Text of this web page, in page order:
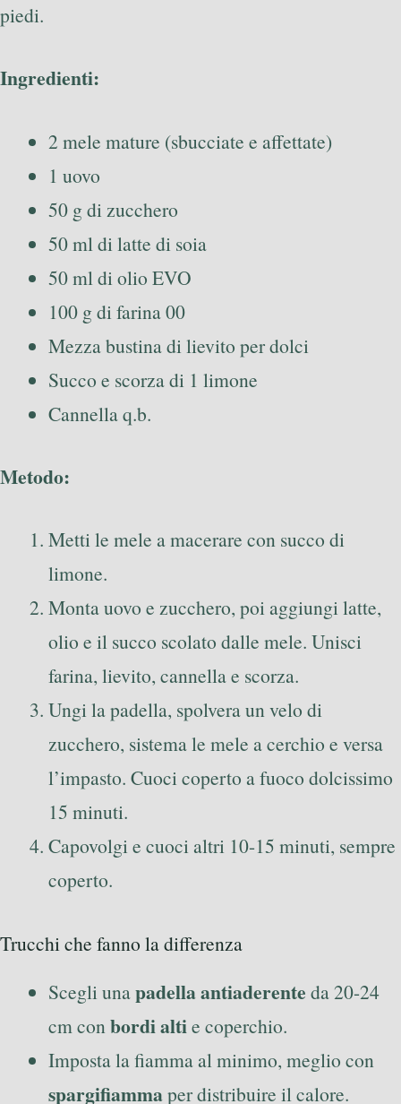
piedi.
Ingredienti:
2 mele mature (sbucciate e affettate)
1 uovo
50 g di zucchero
50 ml di latte di soia
50 ml di olio EVO
100 g di farina 00
Mezza bustina di lievito per dolci
Succo e scorza di 1 limone
Cannella q.b.
Metodo:
Metti le mele a macerare con succo di
limone.
Monta uovo e zucchero, poi aggiungi latte,
olio e il succo scolato dalle mele. Unisci
farina, lievito, cannella e scorza.
Ungi la padella, spolvera un velo di
zucchero, sistema le mele a cerchio e versa
l’impasto. Cuoci coperto a fuoco dolcissimo
15 minuti.
Capovolgi e cuoci altri 10-15 minuti, sempre
coperto.
Trucchi che fanno la differenza
Scegli unapadella antiaderente da 20-24
cm conbordi altie coperchio.
Imposta la fiamma al minimo, meglio con
spargifiammaper distribuire il calore.